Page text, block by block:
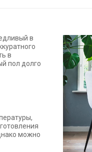
в
в
пол долго
можно